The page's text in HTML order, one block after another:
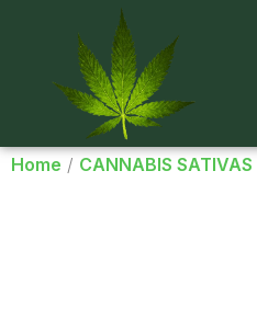
Home / CANNABIS SATIVAS